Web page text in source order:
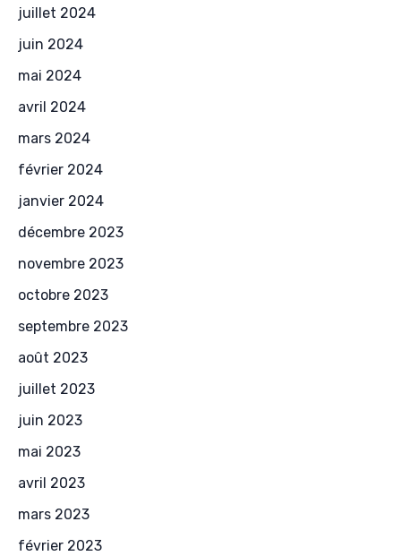
juillet 2024
juin 2024
mai 2024
avril 2024
mars 2024
février 2024
janvier 2024
décembre 2023
novembre 2023
octobre 2023
septembre 2023
août 2023
juillet 2023
juin 2023
mai 2023
avril 2023
mars 2023
février 2023